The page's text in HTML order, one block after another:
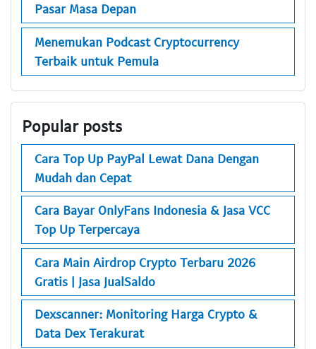
Pasar Masa Depan
Menemukan Podcast Cryptocurrency
Terbaik untuk Pemula
Popular posts
Cara Top Up PayPal Lewat Dana Dengan
Mudah dan Cepat
Cara Bayar OnlyFans Indonesia & Jasa VCC
Top Up Terpercaya
Cara Main Airdrop Crypto Terbaru 2026
Gratis | Jasa JualSaldo
Dexscanner: Monitoring Harga Crypto &
Data Dex Terakurat